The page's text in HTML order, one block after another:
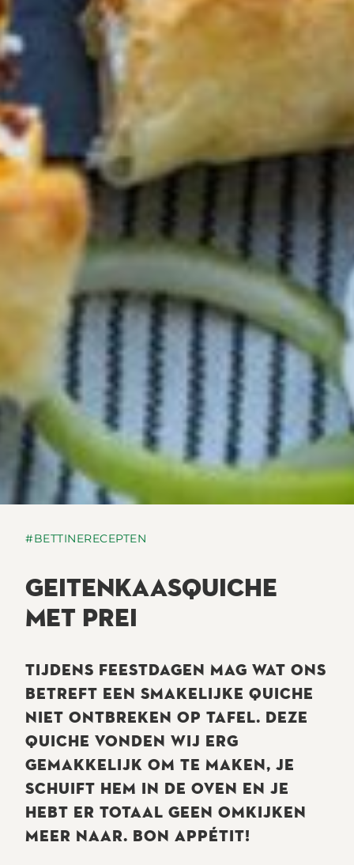
#BETTINERECEPTEN
GEITENKAASQUICHE
MET PREI
TIJDENS FEESTDAGEN MAG WAT ONS
BETREFT EEN SMAKELIJKE QUICHE
NIET ONTBREKEN OP TAFEL. DEZE
QUICHE VONDEN WIJ ERG
GEMAKKELIJK OM TE MAKEN, JE
SCHUIFT HEM IN DE OVEN EN JE
HEBT ER TOTAAL GEEN OMKIJKEN
MEER NAAR. BON APPÉTIT!